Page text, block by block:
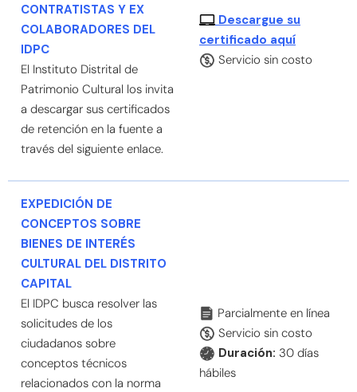
CONTRATISTAS Y EX
COLABORADORES DEL
IDPC
El Instituto Distrital de
Patrimonio Cultural los invita
a descargar sus certificados
de retención en la fuente a
través del siguiente enlace.
Descargue su
certificado aquí
Servicio sin costo
EXPEDICIÓN DE
CONCEPTOS SOBRE
BIENES DE INTERÉS
CULTURAL DEL DISTRITO
CAPITAL
El IDPC busca resolver las
solicitudes de los
ciudadanos sobre
conceptos técnicos
relacionados con la norma
Parcialmente en línea
Servicio sin costo
Duración: 30 días
hábiles